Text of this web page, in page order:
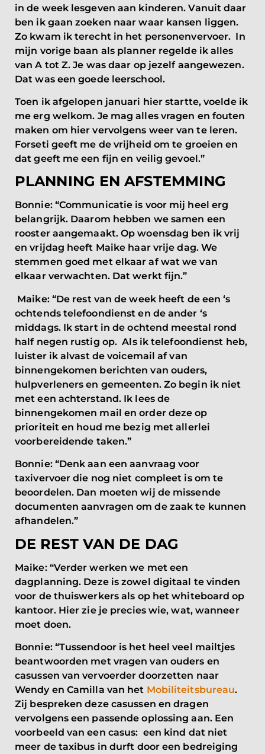
in de week lesgeven aan kinderen. Vanuit daar
ben ik gaan zoeken naar waar kansen liggen.
Zo kwam ik terecht in het personenvervoer. In
mijn vorige baan als planner regelde ik alles
van A tot Z. Je was daar op jezelf aangewezen.
Dat was een goede leerschool.
Toen ik afgelopen januari hier startte, voelde ik
me erg welkom. Je mag alles vragen en fouten
maken om hier vervolgens weer van te leren.
Forseti geeft me de vrijheid om te groeien en
dat geeft me een fijn en veilig gevoel.”
PLANNING EN AFSTEMMING
Bonnie: “Communicatie is voor mij heel erg
belangrijk. Daarom hebben we samen een
rooster aangemaakt. Op woensdag ben ik vrij
en vrijdag heeft Maike haar vrije dag. We
stemmen goed met elkaar af wat we van
elkaar verwachten. Dat werkt fijn.”
Maike: “De rest van de week heeft de een ‘s
ochtends telefoondienst en de ander ‘s
middags. Ik start in de ochtend meestal rond
half negen rustig op. Als ik telefoondienst heb,
luister ik alvast de voicemail af van
binnengekomen berichten van ouders,
hulpverleners en gemeenten. Zo begin ik niet
met een achterstand. Ik lees de
binnengekomen mail en order deze op
prioriteit en houd me bezig met allerlei
voorbereidende taken.”
Bonnie: “Denk aan een aanvraag voor
taxivervoer die nog niet compleet is om te
beoordelen. Dan moeten wij de missende
documenten aanvragen om de zaak te kunnen
afhandelen.”
DE REST VAN DE DAG
Maike: “Verder werken we met een
dagplanning. Deze is zowel digitaal te vinden
voor de thuiswerkers als op het whiteboard op
kantoor. Hier zie je precies wie, wat, wanneer
moet doen.
Bonnie: “Tussendoor is het heel veel mailtjes
beantwoorden met vragen van ouders en
casussen van vervoerder doorzetten naar
Wendy en Camilla van het Mobiliteitsbureau.
Zij bespreken deze casussen en dragen
vervolgens een passende oplossing aan. Een
voorbeeld van een casus: een kind dat niet
meer de taxibus in durft door een bedreiging